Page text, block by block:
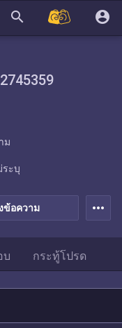
search account_circle
ม
ข้อความ
ระบุ
more_horiz
บ กระทู้โปรด